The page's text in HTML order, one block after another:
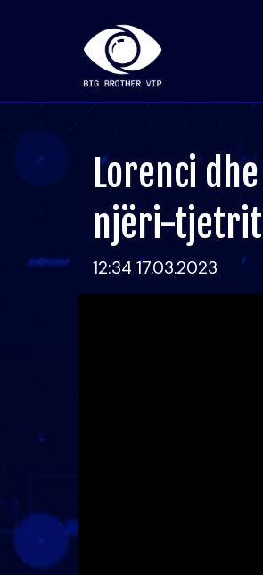
Lorenci
njëri-tjetrit
12:34 17.03.2023